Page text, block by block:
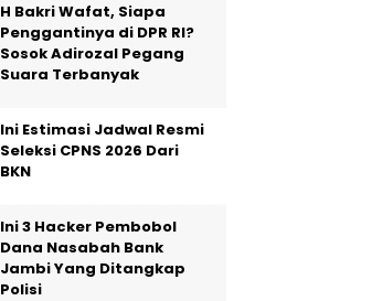
H Bakri Wafat, Siapa
Penggantinya di DPR RI?
Sosok Adirozal Pegang
Suara Terbanyak
Ini Estimasi Jadwal Resmi
Seleksi CPNS 2026 Dari
BKN
Ini 3 Hacker Pembobol
Dana Nasabah Bank
Jambi Yang Ditangkap
Polisi